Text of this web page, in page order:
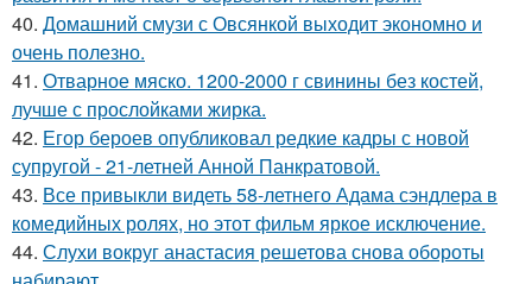
40. Домашний смузи с Овсянкой выходит экономно и
очень полезно.
41. Отварное мяско. 1200-2000 г свинины без костей,
лучше с прослойками жирка.
42. Егор бероев опубликовал редкие кадры с новой
супругой - 21-летней Анной Панкратовой.
43. Все привыкли видеть 58-летнего Адама сэндлера в
комедийных ролях, но этот фильм яркое исключение.
44. Слухи вокруг анастасия решетова снова обороты